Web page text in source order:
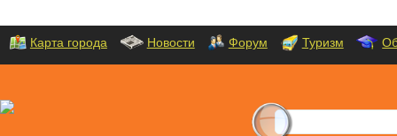
Карта города Новости Форум Туризм